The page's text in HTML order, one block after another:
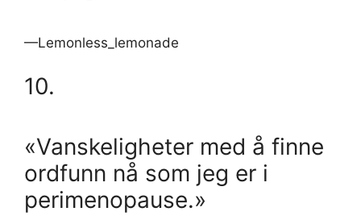
—Lemonless_lemonade
10.
«Vanskeligheter med å finne
ordfunn nå som jeg er i
perimenopause.»